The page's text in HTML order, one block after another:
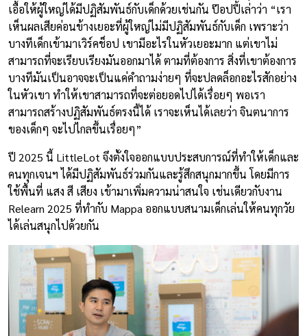
เอื้อให้ผู้ใหญ่ได้มีปฏิสัมพันธ์กับเด็กด้วยเช่นกัน ป๊อปปี้เล่าว่า “เรา
เห็นผลเสียค่อนข้างเยอะที่ผู้ใหญ่ไม่มีปฏิสัมพันธ์กับเด็ก เพราะว่า
บางทีเด็กเข้ามาเวิร์คช็อป เขามีอะไรในหัวเยอะมาก แต่เขาไม่
สามารถที่จะเรียบเรียงมันออกมาได้ ตามที่ต้องการ สิ่งที่เขาต้องการ
บางทีมันเป็นอาจจะเป็นแค่คำถามง่ายๆ ที่จะปลดล็อกอะไรสักอย่าง
ในหัวเขา ทำให้เขาสามารถที่จะต่อยอดไปได้เรื่อยๆ พอเรา
สามารถสร้างปฏิสัมพันธ์ตรงนี้ได้ เราจะเห็นได้เลยว่า จินตนาการ
ของเด็กๆ จะไปไกลขึ้นเรื่อยๆ”
ปี 2025 นี้ LittleLot จึงตั้งใจออกแบบประสบการณ์ที่ทำให้เด็กและ
คนทุกเจนฯ ได้มีปฏิสัมพันธ์ร่วมกันและรู้สึกสนุกมากขึ้น โดยมีการ
ใช้พื้นที่ แสง สี เสียง เข้ามาเพิ่มความน่าสนใจ เช่นเดียวกับงาน
Relearn 2025 ที่ทำกับ Mappa ออกแบบสนามเด็กเล่นให้คนทุกวัย
ได้เล่นสนุกไปด้วยกัน